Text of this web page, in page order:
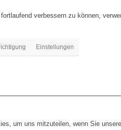
verbessern zu können,
Einstellungen
um uns mitzuteilen, wenn Sie